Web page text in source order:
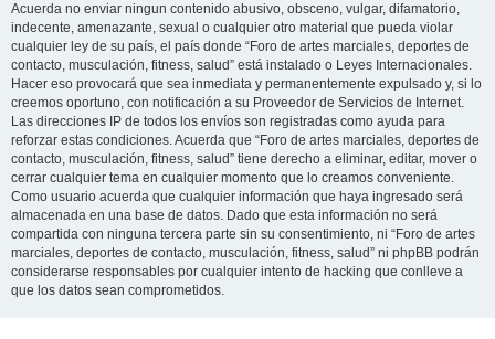
Acuerda no enviar ningun contenido abusivo, obsceno, vulgar, difamatorio,
indecente, amenazante, sexual o cualquier otro material que pueda violar
cualquier ley de su país, el país donde “Foro de artes marciales, deportes de
contacto, musculación, fitness, salud” está instalado o Leyes Internacionales.
Hacer eso provocará que sea inmediata y permanentemente expulsado y, si lo
creemos oportuno, con notificación a su Proveedor de Servicios de Internet.
Las direcciones IP de todos los envíos son registradas como ayuda para
reforzar estas condiciones. Acuerda que “Foro de artes marciales, deportes de
contacto, musculación, fitness, salud” tiene derecho a eliminar, editar, mover o
cerrar cualquier tema en cualquier momento que lo creamos conveniente.
Como usuario acuerda que cualquier información que haya ingresado será
almacenada en una base de datos. Dado que esta información no será
compartida con ninguna tercera parte sin su consentimiento, ni “Foro de artes
marciales, deportes de contacto, musculación, fitness, salud” ni phpBB podrán
considerarse responsables por cualquier intento de hacking que conlleve a
que los datos sean comprometidos.